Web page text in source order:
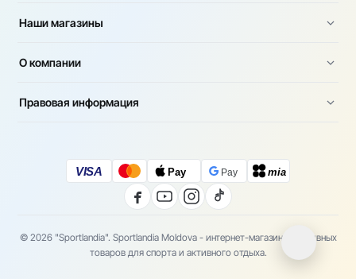
Наши магазины
О компании
Правовая информация
VISA Pay Pay mia
© 2026 "Sportlandia". Sportlandia Moldova - интернет-магазин спортивных
товаров для спорта и активного отдыха.